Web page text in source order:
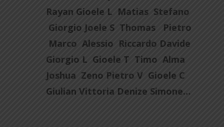
Rayan Gioele L Matias Stefano
Giorgio Joele S Thomas Pietro
Marco Alessio Riccardo Davide
Giorgio L Gioele T Timo Alma
Joshua Zeno Pietro V Gioele C
Giulian Vittoria Denize Simone…